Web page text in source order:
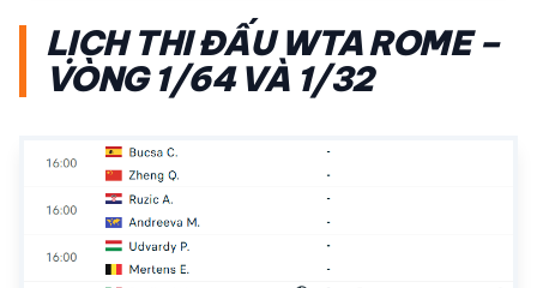
LỊCH THI ĐẤU WTA ROME –
VÒNG 1/64 VÀ 1/32